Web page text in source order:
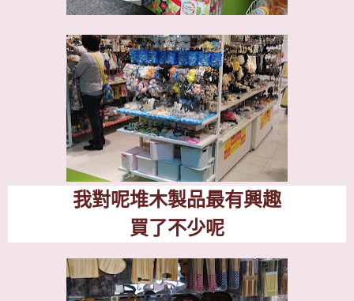
我對呢堆木製品最有興趣
買了不少呢